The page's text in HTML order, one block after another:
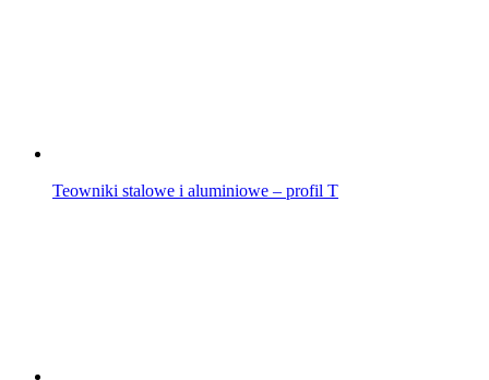
Teowniki stalowe i aluminiowe – profil T